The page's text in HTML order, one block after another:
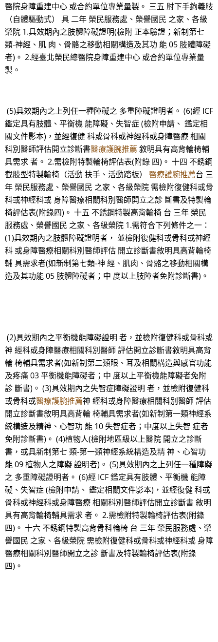
醫院身障重建中心 或合約單位專業量製。 三五 肘下手鉤義肢
（自體驅動式） 具 二年 榮民服務處、榮譽國民 之家、各級
榮院 1.具效期內之肢體障礙證明(檢附 正本驗證；新制第七
類-神經、肌 肉、骨骼之移動相關構造及其功 能 05 肢體障礙
者)。 2.經臺北榮民總醫院身障重建中心 或合約單位專業量
製。
(5)具效期內之上列任一種障礙之 多重障礙證明者。 (6)經 ICF
鑑定具有肢體、平衡機 能障礙、失智症 (檢附申請、 鑑定相
關文件影本)，並經復健 科或骨科或神經科或身障醫療 相關
科別醫師評估開立診斷書醫療護腕推薦 敘明具有高背輪椅輔
具需求 者。 2.需檢附特製輪椅評估表(附錄 四)。 十四 不銹鋼
截肢型特製輪椅（活動 扶手、活動踏板） 醫療護腕推薦台 三
年 榮民服務處、榮譽國民 之家、各級榮院 需檢附復健科或骨
科或神經科或 身障醫療相關科別醫師開立之診 斷書及特製輪
椅評估表(附錄四)。 十五 不銹鋼特製高背輪椅 台 三年 榮民
服務處、榮譽國民 之家、各級榮院 1.需符合下列條件之一：
(1)具效期內之肢體障礙證明者， 並檢附復健科或骨科或神經
科 或身障醫療相關科別醫師評估 開立診斷書敘明具高背輪椅
輔 具需求者(如新制第七類-神 經、肌肉、骨骼之移動相關構
造及其功能 05 肢體障礙者；中 度以上肢障者免附診斷書)。
(2)具效期內之平衡機能障礙證明 者，並檢附復健科或骨科或
神 經科或身障醫療相關科別醫師 評估開立診斷書敘明具高背
輪 椅輔具需求者(如新制第二類眼、耳及相關構造與感官功能
及疼痛 03 平衡機能障礙者；中 度以上平衡機能障礙者免附
診 斷書)。 (3)具效期內之失智症障礙證明 者，並檢附復健科
或骨科或醫療護腕推薦神 經科或身障醫療相關科別醫師 評估
開立診斷書敘明具高背輪 椅輔具需求者(如新制第一類神經系
統構造及精神、心智功 能 10 失智症者；中度以上失智 症者
免附診斷書)。 (4)植物人(檢附地區級以上醫院 開立之診斷
書，或具新制第七 類-第一類神經系統構造及精 神、心智功
能 09 植物人之障礙 證明者)。 (5)具效期內之上列任一種障礙
之 多重障礙證明者。 (6)經 ICF 鑑定具有肢體、平衡機 能障
礙、失智症 (檢附申請、 鑑定相關文件影本)，並經復健 科或
骨科或神經科或身障醫療 相關科別醫師評估開立診斷書 敘明
具有高背輪椅輔具需求 者。 2.需檢附特製輪椅評估表(附錄
四)。 十六 不銹鋼特製高背骨科輪椅 台 三年 榮民服務處、榮
譽國民 之家、各級榮院 需檢附復健科或骨科或神經科或 身障
醫療相關科別醫師開立之診 斷書及特製輪椅評估表(附錄
四)。